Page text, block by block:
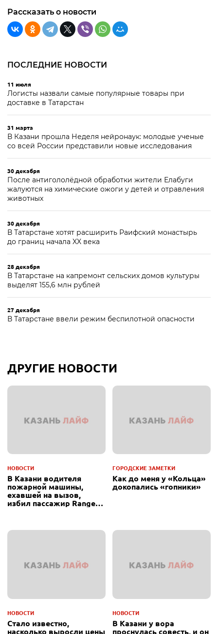
Рассказать о новости
ПОСЛЕДНИЕ НОВОСТИ
11 июля
Логисты назвали самые популярные товары при
доставке в Татарстан
31 марта
В Казани прошла Неделя нейронаук: молодые ученые
со всей России представили новые исследования
30 декабря
После антигололёдной обработки жители Елабуги
жалуются на химические ожоги у детей и отравления
животных
30 декабря
В Татарстане хотят расширить Раифский монастырь
до границ начала XX века
28 декабря
В Татарстане на капремонт сельских домов культуры
выделят 155,6 млн рублей
27 декабря
В Татарстане ввели режим беспилотной опасности
ДРУГИЕ НОВОСТИ
НОВОСТИ
В Казани водителя
пожарной машины,
ехавшей на вызов,
избил пассажир Range
ГОРОДСКИЕ ЗАМЕТКИ
Как до меня у «Кольца»
докопались «гопники»
НОВОСТИ
Стало известно,
насколько выросли цены
НОВОСТИ
В Казани у вора
проснулась совесть, и он